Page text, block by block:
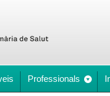
Professionals